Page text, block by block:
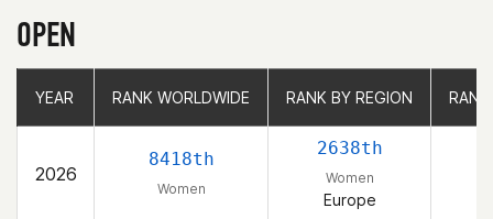
OPEN
YEAR RANK WORLDWIDE RANK BY REGION
2026
8418th
Women
2638th
Women
Europe
YEAR RANK WORLDWIDE RANK BY REGION